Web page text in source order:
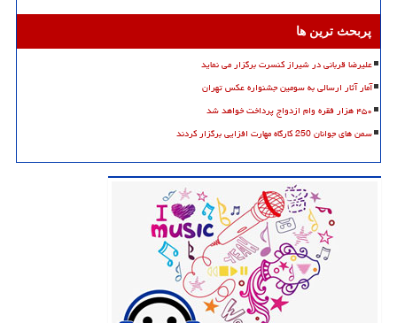
پربحث ترین ها
علیرضا قربانی در شیراز کنسرت برگزار می نماید
آمار آثار ارسالی به سومین جشنواره عکس تهران
۴۵۰ هزار فقره وام ازدواج پرداخت خواهد شد
سمن های جوانان 250 کارگاه مهارت افزایی برگزار کردند